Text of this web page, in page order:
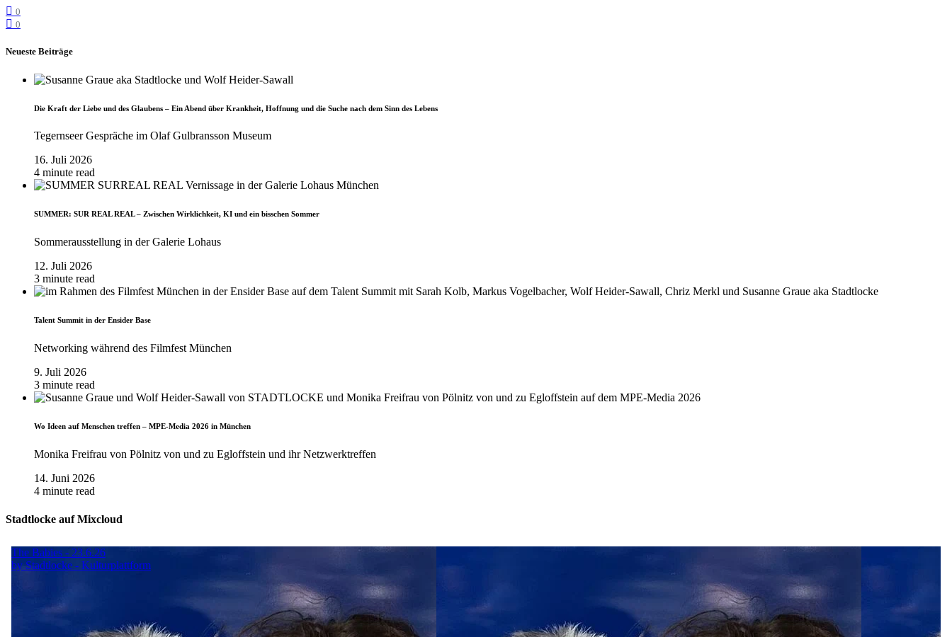
0
0
Neueste Beiträge
Die Kraft der Liebe und des Glaubens – Ein Abend über Krankheit, Hoffnung und die Suche nach dem Sinn des Lebens
Tegernseer Gespräche im Olaf Gulbransson Museum
16. Juli 2026
4 minute read
SUMMER: SUR REAL REAL – Zwischen Wirklichkeit, KI und ein bisschen Sommer
Sommerausstellung in der Galerie Lohaus
12. Juli 2026
3 minute read
Talent Summit in der Ensider Base
Networking während des Filmfest München
9. Juli 2026
3 minute read
Wo Ideen auf Menschen treffen – MPE-Media 2026 in München
Monika Freifrau von Pölnitz von und zu Egloffstein und ihr Netzwerktreffen
14. Juni 2026
4 minute read
Stadtlocke auf Mixcloud